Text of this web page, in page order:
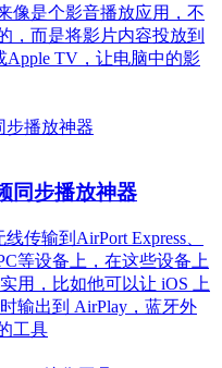
像是个影音播放应用，不
，而是将影片内容投放到
Apple TV，让电脑中的影
同步播放神器
传输到AirPort Express、
等设备上，在这些设备上
用，比如他可以让 iOS 上
输出到 AirPlay，蓝牙外
工具